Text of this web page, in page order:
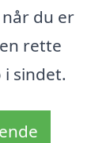
du er
rette
sindet.